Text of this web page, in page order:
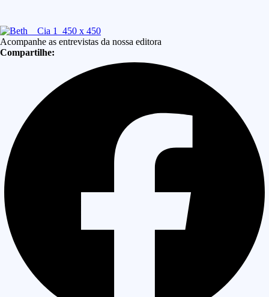
Acompanhe as entrevistas da nossa editora
Compartilhe: